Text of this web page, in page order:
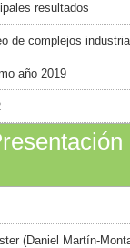
resultados
de complejos
año 2019
(Daniel Martín-